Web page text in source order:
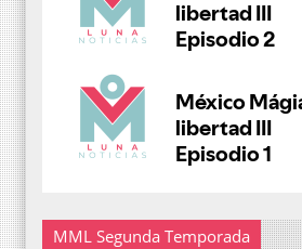
MML Segunda Temporada